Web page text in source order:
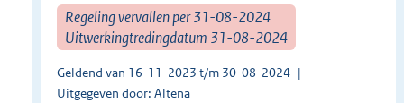
Regeling vervallen per 31-08-2024
Uitwerkingtredingdatum 31-08-2024
Geldend van 16-11-2023 t/m 30-08-2024
Uitgegeven door: Altena